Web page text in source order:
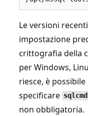
Le versioni
impostazione
crittografia della
per Windows,
riesce, è
specificare sqlcmd
non obbligatoria.